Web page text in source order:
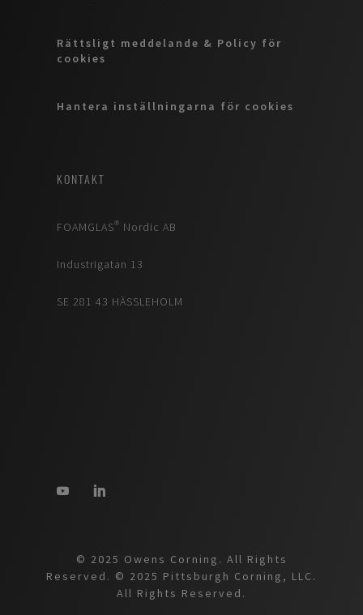
Rättsligt meddelande & Policy för
cookies
Hantera inställningarna för cookies
KONTAKT
FOAMGLAS® Nordic AB
Industrigatan 13
SE 281 43 HÄSSLEHOLM
© 2025 Owens Corning. All Rights
Reserved. © 2025 Pittsburgh Corning, LLC.
All Rights Reserved.